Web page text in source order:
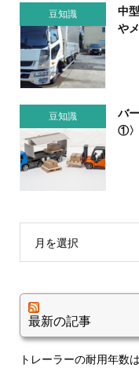
豆知識
中
や
豆知識
バ
①〉
月を選択
最新の記事
トレーラーの耐用年数